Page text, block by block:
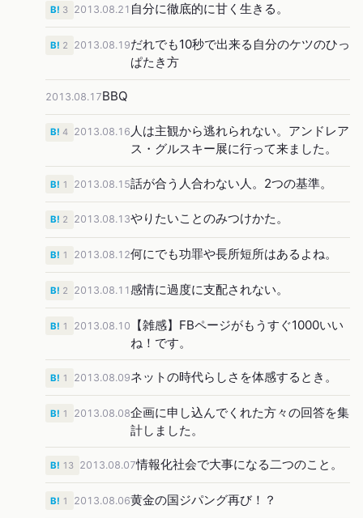
2013.08.21 自分に徹底的に甘く生きる。
B! 3
2013.08.19だれでも10秒で出来る自分のケツのひっ
ぱたき方
B! 2
2013.08.17BBQ
2013.08.16 人は主観から逃れられない。アンドレア
ス・グルスキー展に行って来ました。
B! 4
2013.08.15話が合う人合わない人。2つの基準。
B! 1
2013.08.13やりたいことのみつけかた。
B! 2
2013.08.12何にでも功罪や長所短所はあるよね。
B! 1
2013.08.11感情に過度に支配されない。
B! 2
2013.08.10
【雑感】FBページがもうすぐ1000いい
ね！です。
B! 1
2013.08.09ネットの時代らしさを体感するとき。
B! 1
2013.08.08企画に申し込んでくれた方々の回答を集
計しました。
B! 1
2013.08.07情報化社会で大事になる二つのこと。
B! 13
2013.08.06黄金の国ジパング再び！？
B! 1